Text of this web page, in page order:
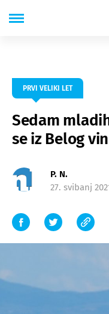
PRVI VELIKI LET
Sedam
se iz Belog
P. N.
27. svibanj